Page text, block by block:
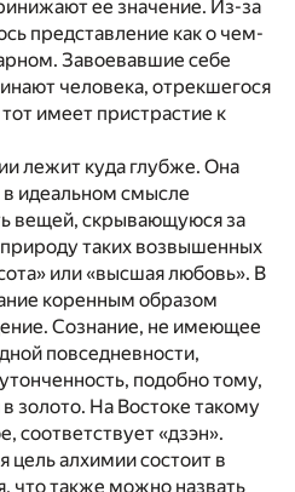
ее значение. Из-за
представление как о чем-
Завоевавшие себе
человека, отрекшегося
имеет пристрастие к
лежит куда глубже. Она
в идеальном смысле
вещей, скрывающуюся за
таких возвышенных
или «высшая любовь». В
коренным образом
Сознание, не имеющее
повседневности,
подобно тому,
золото. На Востоке такому
соответствует «дзэн».
цель алхимии состоит в
что также можно назвать